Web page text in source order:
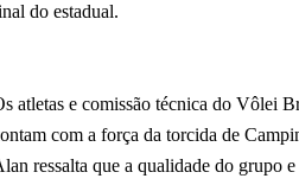
do estadual.
atletas e comissão técnica do Vôlei
com a força da torcida de
ressalta que a qualidade do grupo